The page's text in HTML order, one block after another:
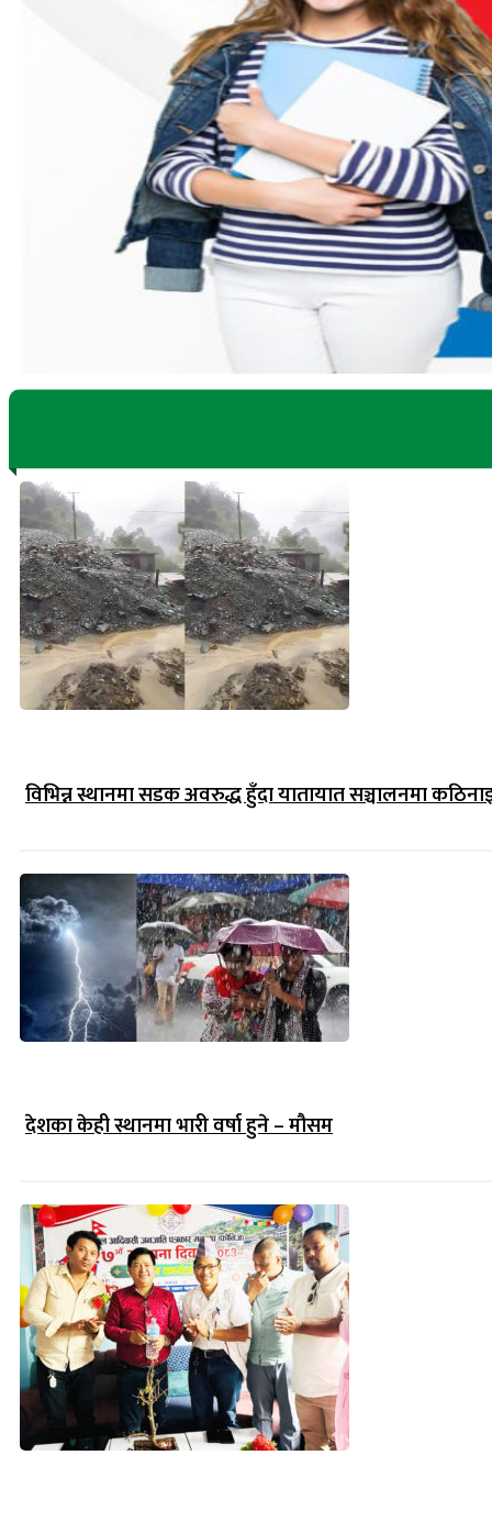
विभिन्न स्थानमा सडक अवरुद्ध हुँदा यातायात सञ्चालनमा
देशका केही स्थानमा भारी वर्षा हुने – मौसम